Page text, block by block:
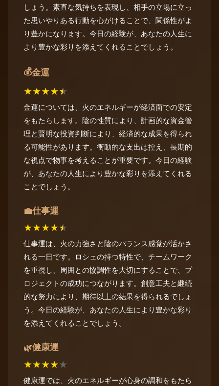
しょう。素直な気持ちを表現し、相手の立場に立っ
た思いやりある行動を心がけることで、関係性がよ
り豊かになります。今日の経験が、あなたの人生に
より豊かな彩りを添えてくれることでしょう。
💰金運
★★★★★
金運については、火のエネルギーが経済面での安定
をもたらします。陰の性質により、計画的な資金管
理と賢明な投資判断により、経済的な成果を得られ
る可能性があります。衝動的な支出は控え、長期的
な視点で物事を考えることが重要です。今日の経験
が、あなたの人生により豊かな彩りを添えてくれる
ことでしょう。
💼仕事運
★★★★★
仕事運は、火の力強さと陰のバランス感覚が活かさ
れる一日です。ロシェの持つ特性で、チームワーク
を重視し、周囲との協調性を大切にすることで、プ
ロジェクトの成功につながります。創意工夫と継続
的な努力により、期待以上の結果を得られるでしょ
う。今日の経験が、あなたの人生により豊かな彩り
を添えてくれることでしょう。
🌿健康運
★★★★★
健康運では、火のエネルギーが心身の調和をもたら